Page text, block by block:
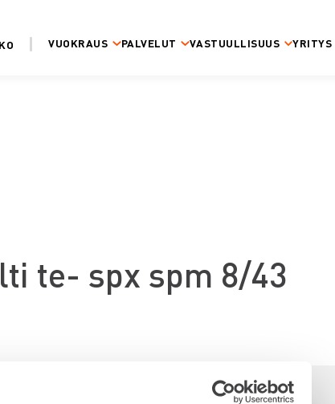
VUOKRAUS PALVELUT VASTUULLISUUS YRITYS
te- spx spm 8/43